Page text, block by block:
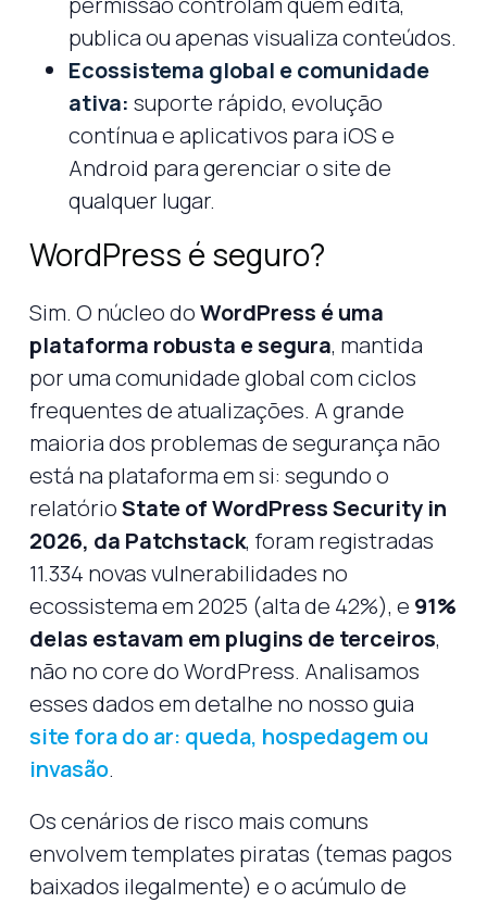
publica ou apenas visualiza conteúdos.
Ecossistema global e comunidade
ativa: suporte rápido, evolução
contínua e aplicativos para iOS e
Android para gerenciar o site de
qualquer lugar.
WordPress é seguro?
Sim. O núcleo doWordPress é uma
plataforma robusta e segura, mantida
por uma comunidade global com ciclos
frequentes de atualizações. A grande
maioria dos problemas de segurança não
está na plataforma em si: segundo o
relatórioState of WordPress Security in
2026, da Patchstack, foram registradas
11.334 novas vulnerabilidades no
ecossistema em 2025 (alta de 42%), e 91%
delas estavam em plugins de terceiros,
não no core do WordPress. Analisamos
esses dados em detalhe no nosso guia
site fora do ar: queda, hospedagem ou
invasão.
Os cenários de risco mais comuns
envolvem templates piratas (temas pagos
baixados ilegalmente) e o acúmulo de